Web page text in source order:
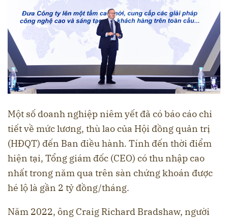
Một số doanh nghiệp niêm yết đã có báo cáo chi
tiết về mức lương, thù lao của Hội đồng quản trị
(HĐQT) đến Ban điều hành. Tính đến thời điểm
hiện tại, Tổng giám đốc (CEO) có thu nhập cao
nhất trong năm qua trên sàn chứng khoán được
hé lộ là gần 2 tỷ đồng/tháng.
Năm 2022, ông Craig Richard Bradshaw, người